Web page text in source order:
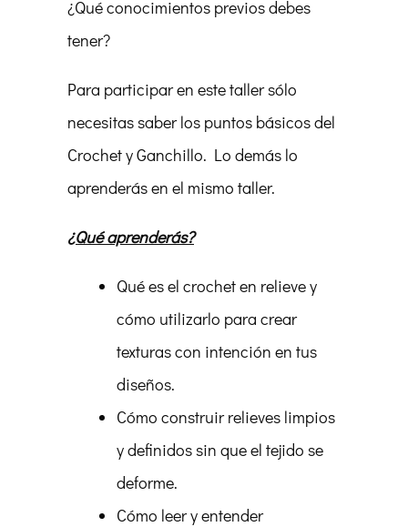
¿Qué conocimientos previos debes
tener?
Para participar en este taller sólo
necesitas saber los puntos básicos del
Crochet y Ganchillo. Lo demás lo
aprenderás en el mismo taller.
¿Qué aprenderás?
Qué es el crochet en relieve y
cómo utilizarlo para crear
texturas con intención en tus
diseños.
Cómo construir relieves limpios
y definidos sin que el tejido se
deforme.
Cómo leer y entender